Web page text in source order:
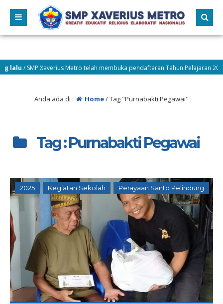
/ SMP Xaverius Metro telah membuka pendaftaran Tahun Pelajaran
Anda ada di : Home/Tag "Purnabakti Pegawai"
Tag : Purnabakti Pegawai
2025 Kegiatan Sekolah Perayaan Santo Pelindung